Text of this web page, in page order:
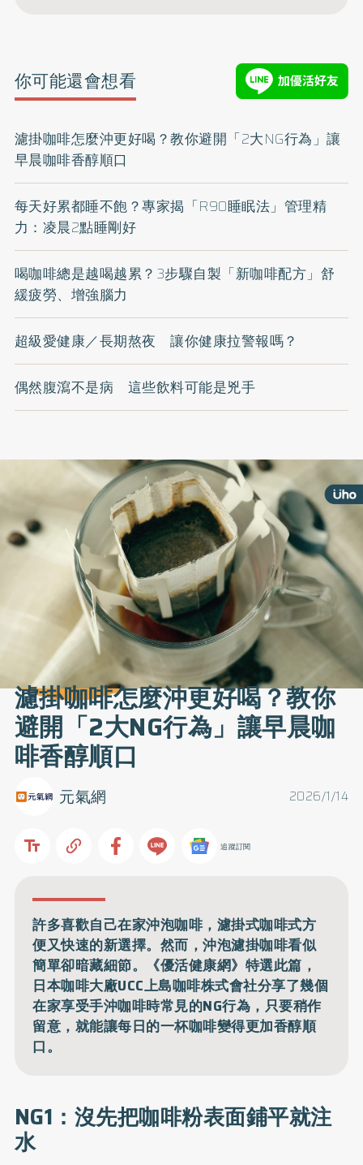
你可能還會想看
濾掛咖啡怎麼沖更好喝？教你避開「2大NG行為」讓
早晨咖啡香醇順口
每天好累都睡不飽？專家揭「R90睡眠法」管理精
力：凌晨2點睡剛好
喝咖啡總是越喝越累？3步驟自製「新咖啡配方」舒
緩疲勞、增強腦力
超級愛健康／長期熬夜 讓你健康拉警報嗎？
偶然腹瀉不是病 這些飲料可能是兇手
濾掛咖啡怎麼沖更好喝？教你
避開「2大NG行為」讓早晨咖
啡香醇順口
2026/1/14
元氣網
追蹤訂閱
許多喜歡自己在家沖泡咖啡，濾掛式咖啡式方
便又快速的新選擇。然而，沖泡濾掛咖啡看似
簡單卻暗藏細節。《優活健康網》特選此篇，
日本咖啡大廠UCC上島咖啡株式會社分享了幾個
在家享受手沖咖啡時常見的NG行為，只要稍作
留意，就能讓每日的一杯咖啡變得更加香醇順
口。
NG1：沒先把咖啡粉表面鋪平就注
水